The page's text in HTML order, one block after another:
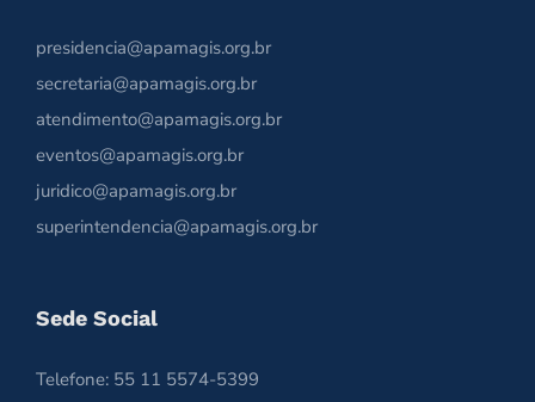
presidencia@apamagis.org.br
secretaria@apamagis.org.br
atendimento@apamagis.org.br
eventos@apamagis.org.br
juridico@apamagis.org.br
superintendencia@apamagis.org.br
Sede Social
Telefone: 55 11 5574-5399